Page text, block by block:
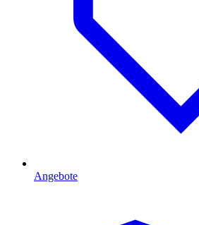
Angebote